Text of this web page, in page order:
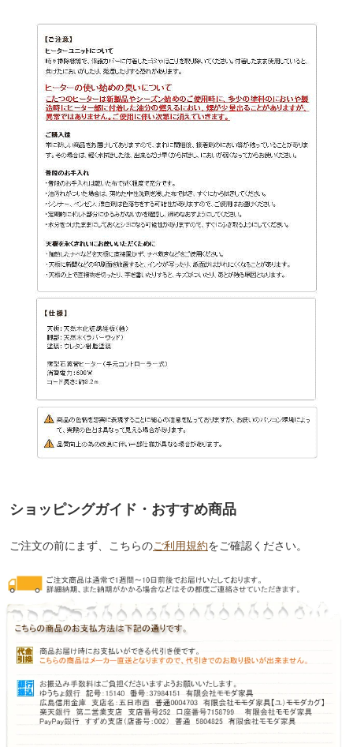
ショッピングガイド・おすすめ商品
ご注文の前にまず、こちらのご利用規約をご確認ください。